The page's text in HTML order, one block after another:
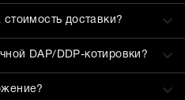
доставки?
DAP/DDP-котировки?